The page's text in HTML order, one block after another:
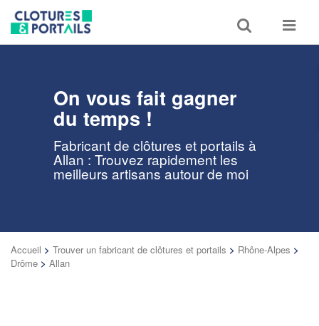
Toggle
search
Toggle
On vous fait gagner
du temps !
Fabricant de clôtures et portails à
Allan : Trouvez rapidement les
meilleurs artisans autour de moi
Accueil > Trouver un fabricant de clôtures et portails > Rhône-Alpes >
Drôme > Allan